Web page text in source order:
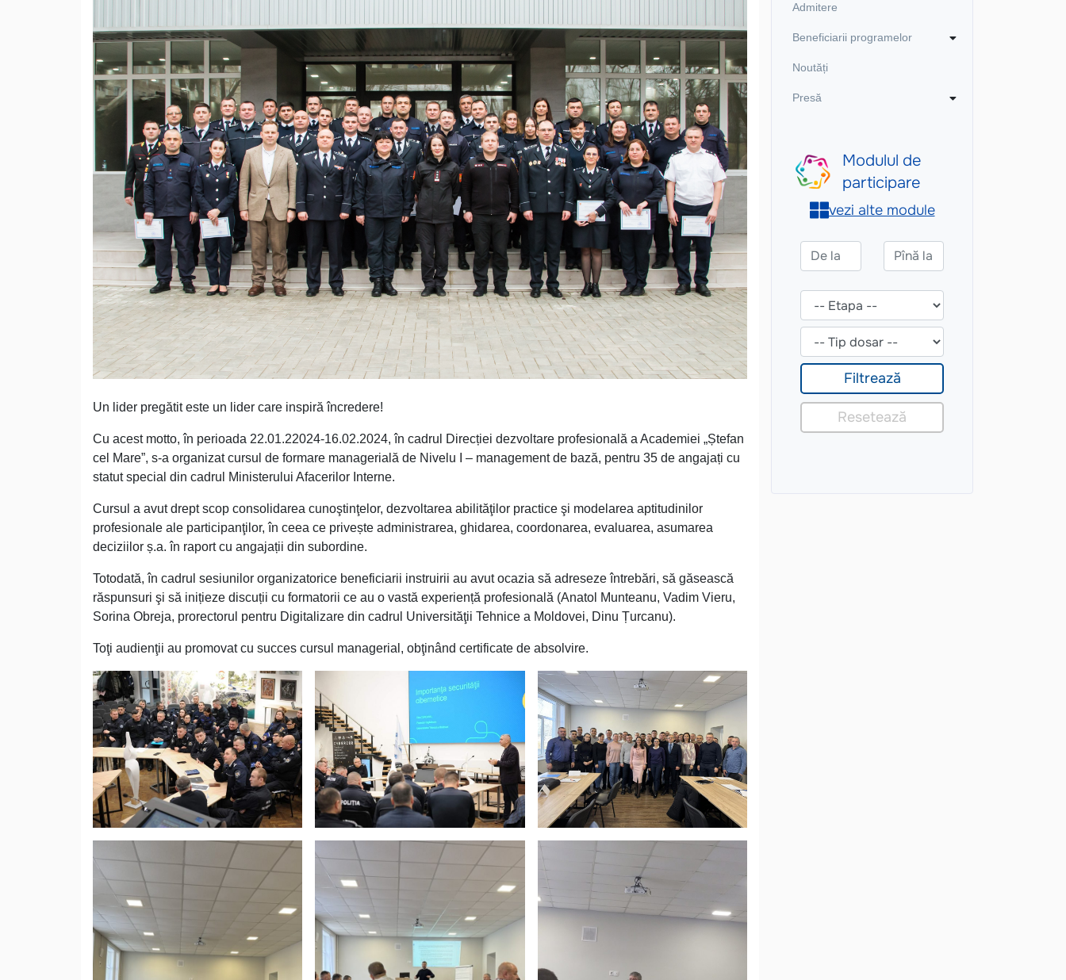
Un lider pregătit este un lider care inspiră încredere!
Cu acest motto, în perioada 22.01.22024-16.02.2024, în cadrul Direcției dezvoltare profesională a Academiei „Ștefan
cel Mare”, s-a organizat cursul de formare managerială de Nivelu I – management de bază, pentru 35 de angajați cu
statut special din cadrul Ministerului Afacerilor Interne.
Cursul a avut drept scop consolidarea cunoştinţelor, dezvoltarea abilităţilor practice şi modelarea aptitudinilor
profesionale ale participanţilor, în ceea ce privește administrarea, ghidarea, coordonarea, evaluarea, asumarea
deciziilor ș.a. în raport cu angajații din subordine.
Totodată, în cadrul sesiunilor organizatorice beneficiarii instruirii au avut ocazia să adreseze întrebări, să găsească
răspunsuri şi să inițieze discuții cu formatorii ce au o vastă experiență profesională (Anatol Munteanu, Vadim Vieru,
Sorina Obreja, prorectorul pentru Digitalizare din cadrul Universităţii Tehnice a Moldovei, Dinu Țurcanu).
Toţi audienţii au promovat cu succes cursul managerial, obţinând certificate de absolvire.
Admitere
Beneficiarii programelor
Noutăți
Presă